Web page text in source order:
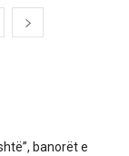
banorët e